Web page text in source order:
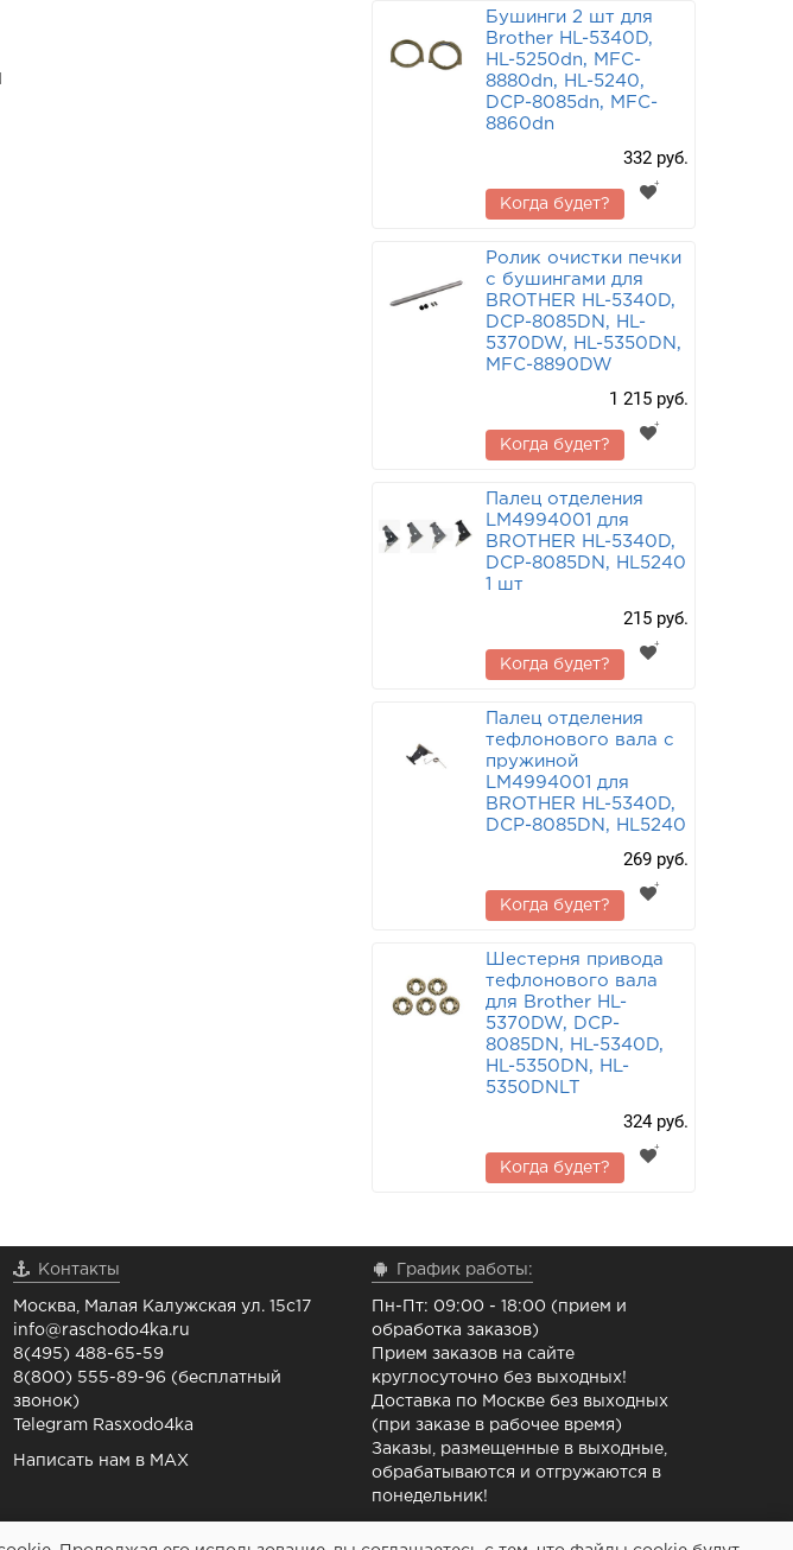
Бушинги 2 шт для
Brother HL-5340D,
HL-5250dn, MFC-
8880dn, HL-5240,
DCP-8085dn, MFC-
8860dn
332 руб.
Когда будет?
Ролик очистки печки
с бушингами для
BROTHER HL-5340D,
DCP-8085DN, HL-
5370DW, HL-5350DN,
MFC-8890DW
1 215 руб.
Когда будет?
Палец отделения
LM4994001 для
BROTHER HL-5340D,
DCP-8085DN, HL5240
1 шт
215 руб.
Когда будет?
Палец отделения
тефлонового вала с
пружиной
LM4994001 для
BROTHER HL-5340D,
DCP-8085DN, HL5240
269 руб.
Когда будет?
Шестерня привода
тефлонового вала
для Brother HL-
5370DW, DCP-
8085DN, HL-5340D,
HL-5350DN, HL-
5350DNLT
324 руб.
Когда будет?
Контакты
Москва, Малая Калужская ул. 15с17
info@raschodo4ka.ru
8(495) 488-65-59
8(800) 555-89-96 (бесплатный
звонок)
Telegram Rasxodo4ka
Написать нам в MAX
График работы:
Пн-Пт: 09:00 - 18:00 (прием и
обработка заказов)
Прием заказов на сайте
круглосуточно без выходных!
Доставка по Москве без выходных
(при заказе в рабочее время)
Заказы, размещенные в выходные,
обрабатываются и отгружаются в
понедельник!